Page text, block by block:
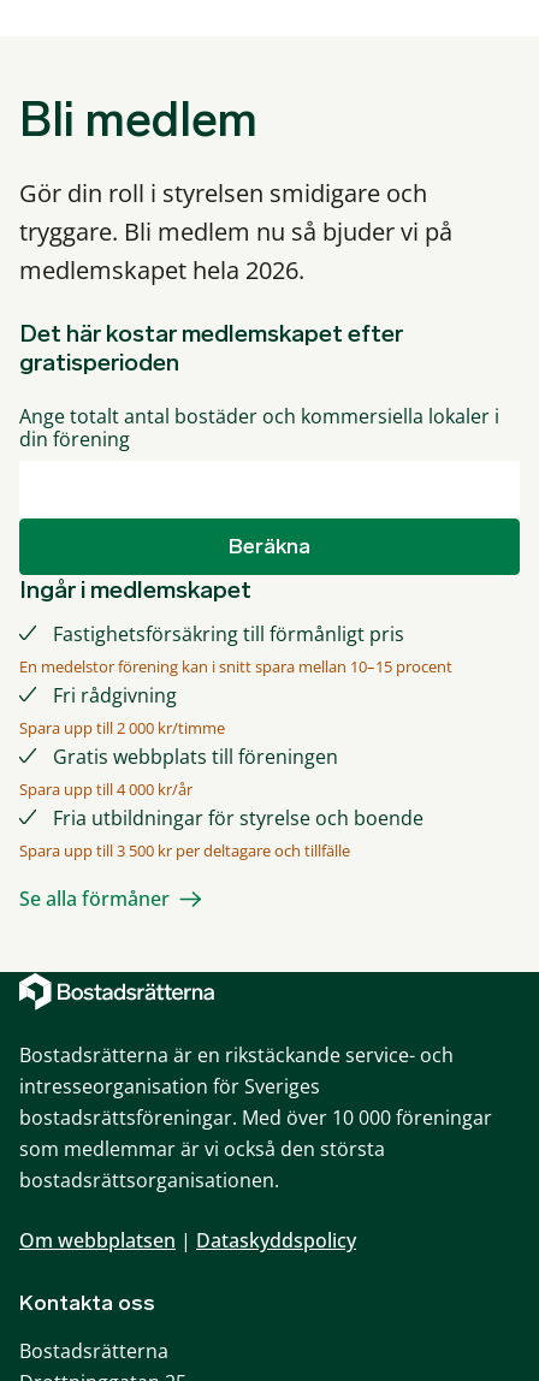
Bli medlem
Gör din roll i styrelsen smidigare och
tryggare. Bli medlem nu så bjuder vi på
medlemskapet hela 2026.
Det här kostar medlemskapet efter
gratisperioden
Ange totalt antal bostäder och kommersiella lokaler i
din förening
Beräkna
Ingår i medlemskapet
Fastighetsförsäkring till förmånligt pris
En medelstor förening kan i snitt spara mellan 10–15 procent
Fri rådgivning
Spara upp till 2 000 kr/timme
Gratis webbplats till föreningen
Spara upp till 4 000 kr/år
Fria utbildningar för styrelse och boende
Spara upp till 3 500 kr per deltagare och tillfälle
Se alla förmåner
Bostadsrätterna är en rikstäckande service- och
intresseorganisation för Sveriges
bostadsrättsföreningar. Med över 10 000 föreningar
som medlemmar är vi också den största
bostadsrättsorganisationen.
Om webbplatsen | Dataskyddspolicy
Kontakta oss
Bostadsrätterna